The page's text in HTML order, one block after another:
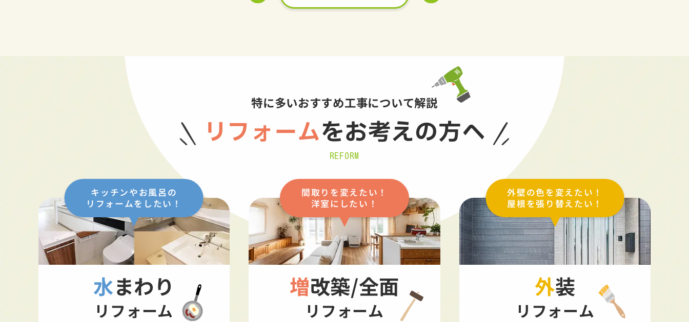
特に多いおすすめ工事について解説
リフォームをお考えの方へ
REFORM
キッチンやお風呂の
リフォームをしたい！
水まわり
リフォーム
間取りを変えたい！
洋室にしたい！
増改築/全面
リフォーム
外壁の色を変えたい！
屋根を張り替えたい！
外装
リフォーム